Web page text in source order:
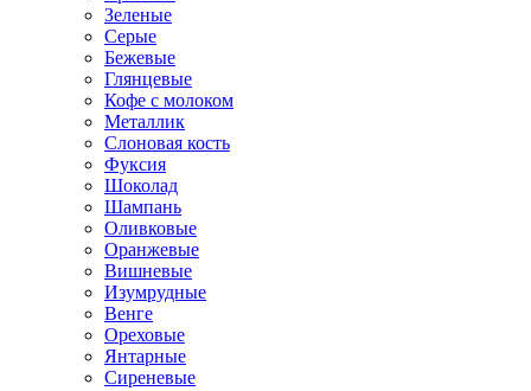
Зеленые
Серые
Бежевые
Глянцевые
Кофе с молоком
Металлик
Слоновая кость
Фуксия
Шоколад
Шампань
Оливковые
Оранжевые
Вишневые
Изумрудные
Венге
Ореховые
Янтарные
Сиреневые